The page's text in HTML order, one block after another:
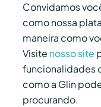
Convidamos
como nossa
maneira como
Visite nosso site
funcionalidades
como a Glin
procurando.